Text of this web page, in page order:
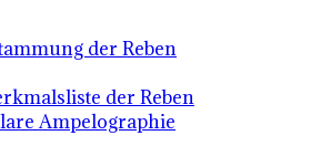
der Reben
der Reben
Ampelographie